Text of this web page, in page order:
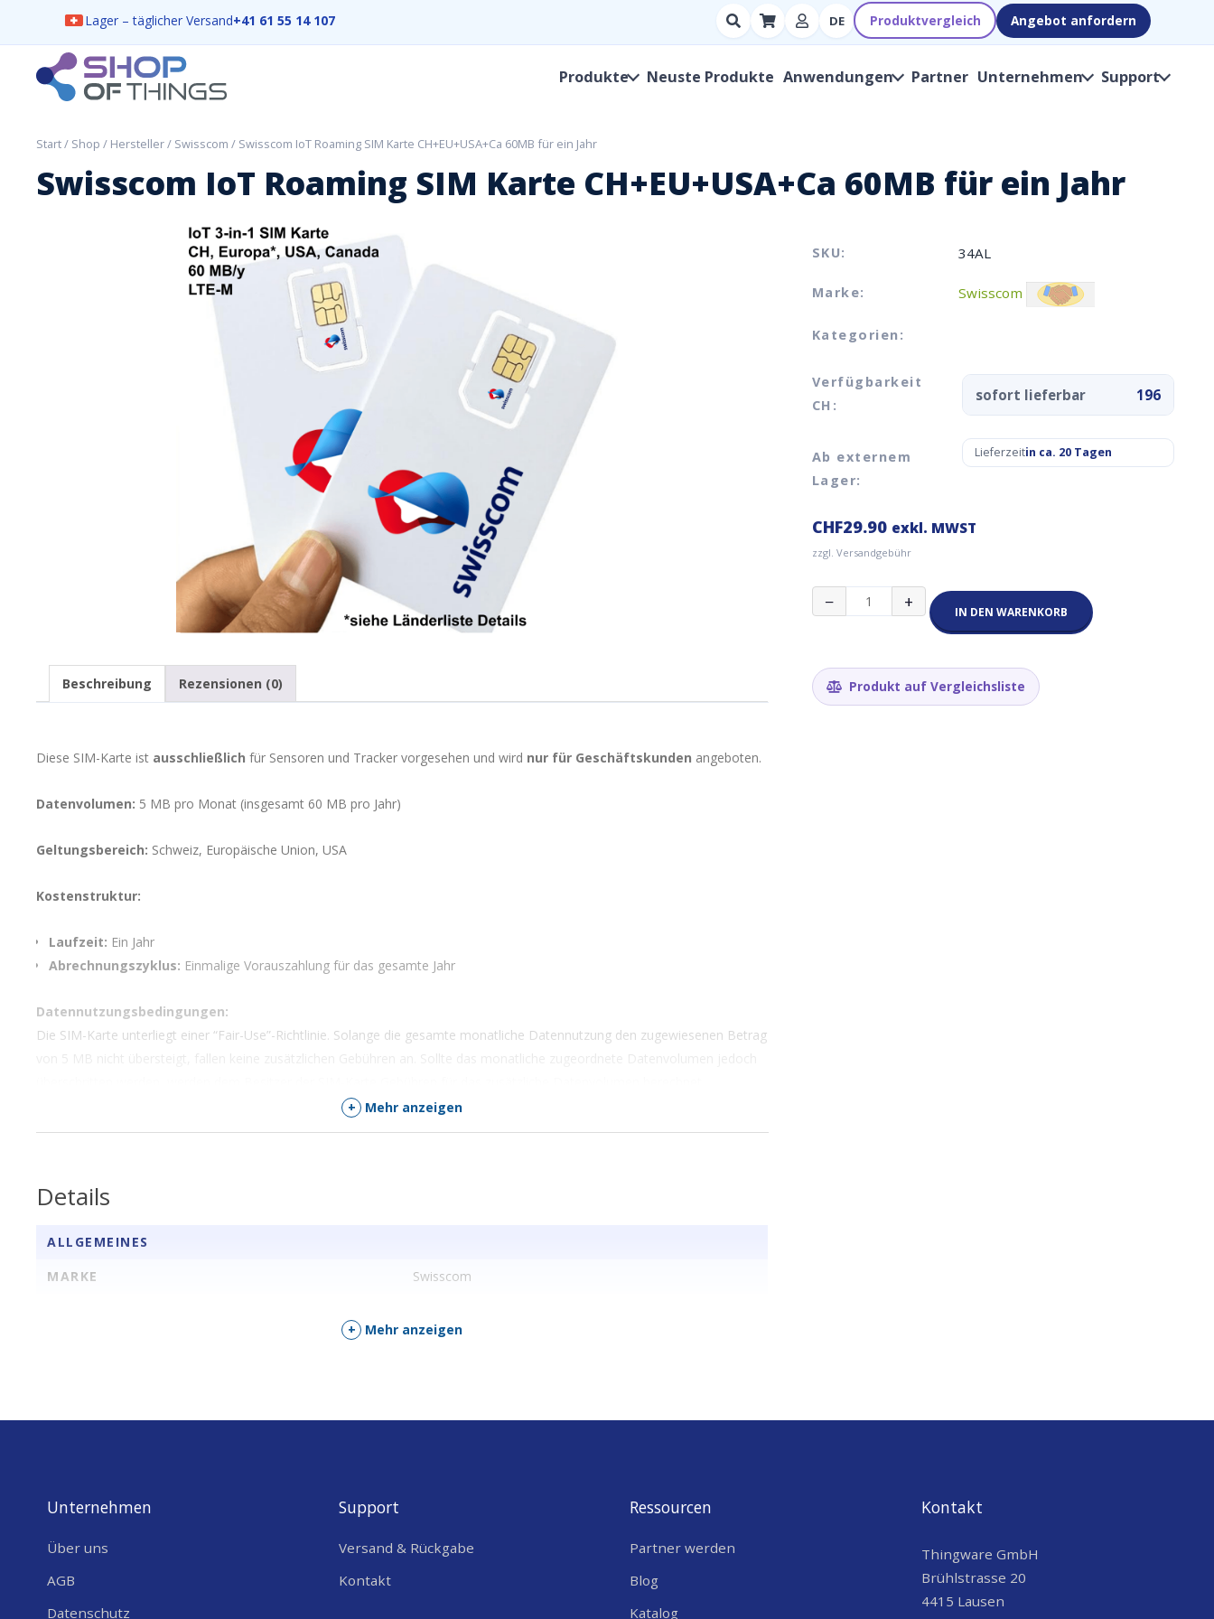
Lager – täglicher Versand+41 61 55 14 107
Suchen
nach
Hersteller,
DE Produktvergleich Angebot anfordern
ShopOfThings
Produkte Neuste Produkte Anwendungen Partner Unternehmen Support
Start/ Shop / Hersteller/ Swisscom / Swisscom IoT Roaming SIM Karte CH+EU+USA+Ca 60MB für ein Jahr
Swisscom IoT Roaming SIM Karte CH+EU+USA+Ca 60MB für ein Jahr
SKU: 34AL
Marke: Swisscom
Kategorien:
Verfügbarkeit
CH:
sofort lieferbar 196
Ab externem
Lager:
Lieferzeitin ca. 20 Tagen
CHF29.90 exkl. MWST
zzgl. Versandgebühr
−
Swisscom
IoT
CH+EU+USA+Ca
60MB
+ IN DEN WARENKORB
Produkt auf Vergleichsliste
Beschreibung Rezensionen (0)
Diese SIM-Karte ist ausschließlich für Sensoren und Tracker vorgesehen und wird nur für Geschäftskunden angeboten.
Datenvolumen: 5 MB pro Monat (insgesamt 60 MB pro Jahr)
Geltungsbereich: Schweiz, Europäische Union, USA
Kostenstruktur:
Laufzeit: Ein Jahr
Abrechnungszyklus: Einmalige Vorauszahlung für das gesamte Jahr
Datennutzungsbedingungen:
Die SIM-Karte unterliegt einer “Fair-Use”-Richtlinie. Solange die gesamte monatliche Datennutzung den zugewiesenen Betrag
von 5 MB nicht übersteigt, fallen keine zusätzlichen Gebühren an. Sollte das monatliche zugeordnete Datenvolumen jedoch
Zusätzliche Datenkosten:CHF 0.05 pro MB
+ Mehr anzeigen
Details
ALLGEMEINES
MARKE
Swisscom
+ Mehr anzeigen
Unternehmen
Über uns
AGB
Datenschutz
Support
Versand & Rückgabe
Kontakt
Ressourcen
Partner werden
Blog
Katalog
Kontakt
Thingware GmbH
Brühlstrasse 20
4415 Lausen